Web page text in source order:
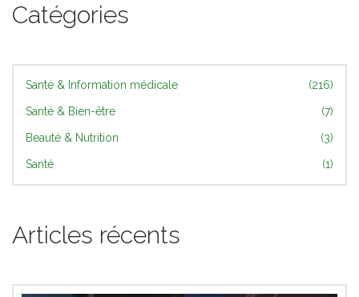
Catégories
Santé & Information médicale (216)
Santé & Bien-être (7)
Beauté & Nutrition (3)
Santé (1)
Articles récents